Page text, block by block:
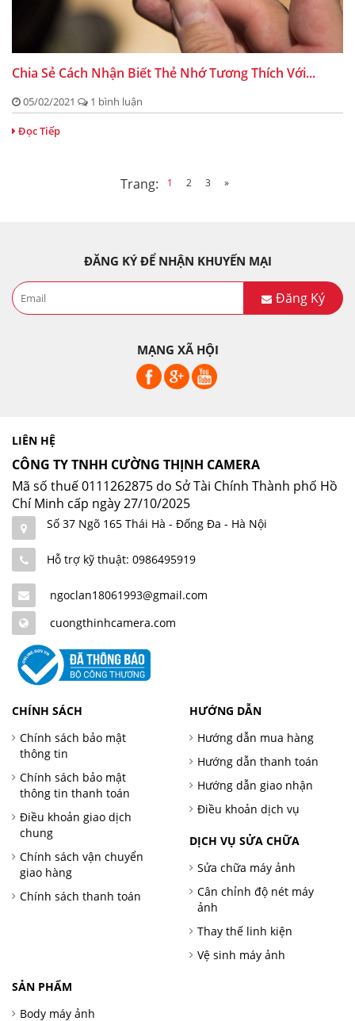
Chia Sẻ Cách Nhận Biết Thẻ Nhớ Tương Thích Với...
05/02/2021 1 bình luận
Đọc Tiếp
Trang: 1 2 3 »
ĐĂNG KÝ ĐỂ NHẬN KHUYẾN MẠI
Đăng Ký
MẠNG XÃ HỘI
LIÊN HỆ
CÔNG TY TNHH CƯỜNG THỊNH CAMERA
Mã số thuế 0111262875 do Sở Tài Chính Thành phố Hồ
Chí Minh cấp ngày 27/10/2025
Số 37 Ngõ 165 Thái Hà - Đống Đa - Hà Nội
Hỗ trợ kỹ thuật: 0986495919
ngoclan18061993@gmail.com
cuongthinhcamera.com
CHÍNH SÁCH
Chính sách bảo mật
thông tin
Chính sách bảo mật
thông tin thanh toán
Điều khoản giao dịch
chung
Chính sách vận chuyển
giao hàng
Chính sách thanh toán
HƯỚNG DẪN
Hướng dẫn mua hàng
Hướng dẫn thanh toán
Hướng dẫn giao nhận
Điều khoản dịch vụ
DỊCH VỤ SỬA CHỮA
Sửa chữa máy ảnh
Cân chỉnh độ nét máy
ảnh
Thay thế linh kiện
Vệ sinh máy ảnh
SẢN PHẨM
Body máy ảnh